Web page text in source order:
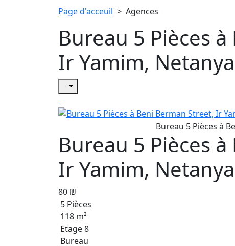
Page d'acceuil > Agences
Bureau 5 Pièces
Ir Yamim, Netanya
Bureau 5 Pièces
Ir Yamim, Netanya
80 ₪
5 Pièces
118 m²
Etage 8
Bureau